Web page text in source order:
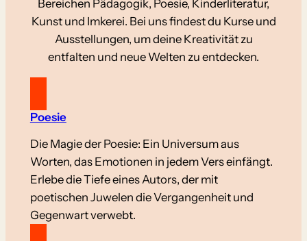
Bereichen Pädagogik, Poesie, Kinderliteratur,
Kunst und Imkerei. Bei uns findest du Kurse und
Ausstellungen, um deine Kreativität zu
entfalten und neue Welten zu entdecken.
Poesie
Die Magie der Poesie: Ein Universum aus
Worten, das Emotionen in jedem Vers einfängt.
Erlebe die Tiefe eines Autors, der mit
poetischen Juwelen die Vergangenheit und
Gegenwart verwebt.